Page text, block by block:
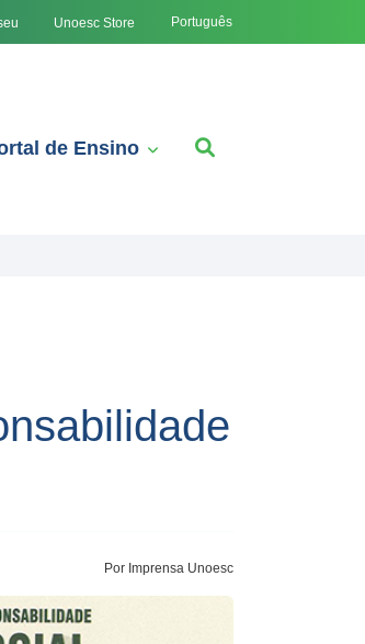
Unoesc Store Português
de Ensino
Por Imprensa Unoesc